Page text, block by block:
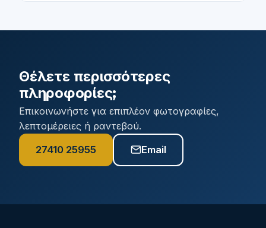
Θέλετε περισσότερες
πληροφορίες;
Επικοινωνήστε για επιπλέον φωτογραφίες,
λεπτομέρειες ή ραντεβού.
27410 25955 Email